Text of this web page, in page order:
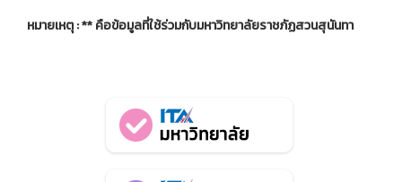
หมายเหตุ : ** คือข้อมูลที่ใช้ร่วมกับมหาวิทยาลัยราชภัฏสวนสุนันทา